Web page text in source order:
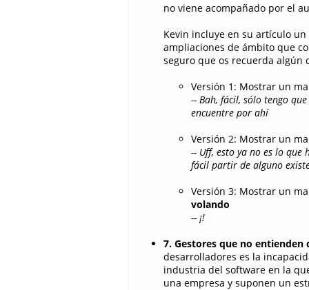
no viene acompañado por el
Kevin incluye en su artículo
ampliaciones de ámbito que
seguro que os recuerda algún
Versión 1: Mostrar un
-- Bah, fácil, sólo tengo
encuentre por ahí
Versión 2: Mostrar un
-- Uff, esto ya no es lo
fácil partir de alguno
Versión 3: Mostrar un
volando
-- ¡!
7. Gestores que no
desarrolladores es la
industria del software en la
una empresa y suponen un